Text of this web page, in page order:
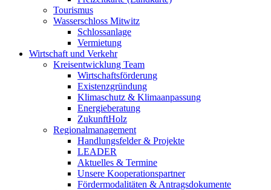
Tourismus
Wasserschloss Mitwitz
Schlossanlage
Vermietung
Wirtschaft und Verkehr
Kreisentwicklung Team
Wirtschaftsförderung
Existenzgründung
Klimaschutz & Klimaanpassung
Energieberatung
ZukunftHolz
Regionalmanagement
Handlungsfelder & Projekte
LEADER
Aktuelles & Termine
Unsere Kooperationspartner
Fördermodalitäten & Antragsdokumente